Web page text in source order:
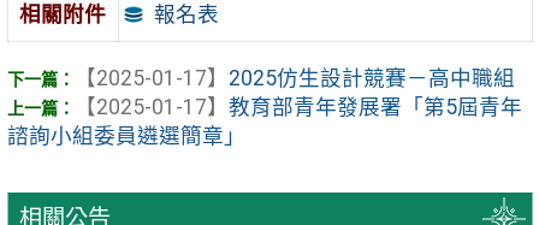
相關公告
相關附件 報名表
【2025-01-17】 2025仿生設計競賽－高中職組
【2025-01-17】 教育部青年發展署「第5屆青年
諮詢小組委員遴選簡章」